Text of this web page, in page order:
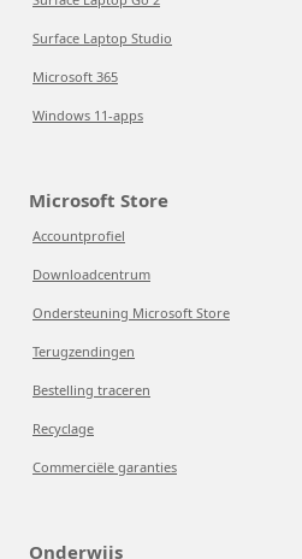
Surface Laptop Studio
Microsoft 365
Windows 11-apps
Microsoft Store
Accountprofiel
Downloadcentrum
Ondersteuning Microsoft Store
Terugzendingen
Bestelling traceren
Recyclage
Commerciële garanties
Onderwijs